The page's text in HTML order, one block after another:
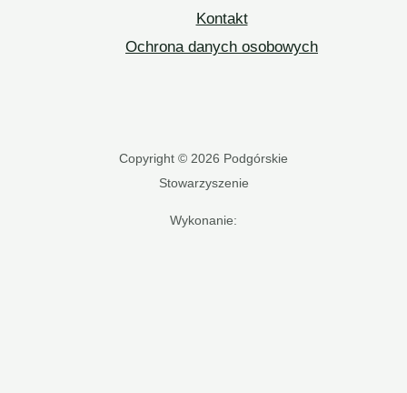
Kontakt
Ochrona danych osobowych
Copyright © 2026 Podgórskie
Stowarzyszenie
Wykonanie: